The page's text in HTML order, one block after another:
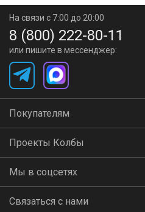
На связи с 7:00 до 20:00
8 (800) 222-80-11
или пишите в мессенджер:
Покупателям
Проекты Колбы
Мы в соцсетях
Связаться с нами